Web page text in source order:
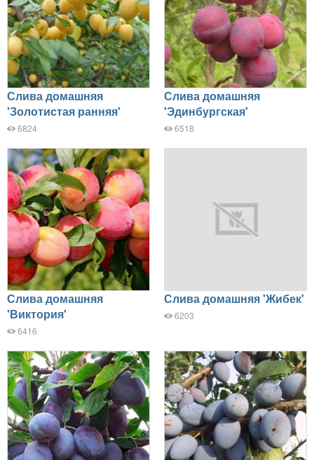
Слива домашняя
'Золотистая ранняя'
6824
Слива домашняя
'Эдинбургская'
6518
Слива домашняя
'Виктория'
6416
Слива домашняя 'Жибек'
6203